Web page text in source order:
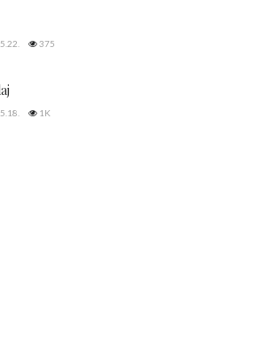
ezekre figyelj!
van szükségünk mindig nagy
orvost, kinek szavazunk bizalmat. A
felmerülnek szempontok,...